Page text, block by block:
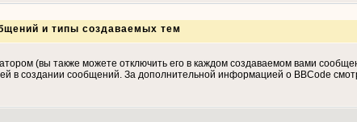
и типы создаваемых тем
(вы также можете отключить его в каждом создаваемом вами
в создании сообщений. За дополнительной информацией о BBCode